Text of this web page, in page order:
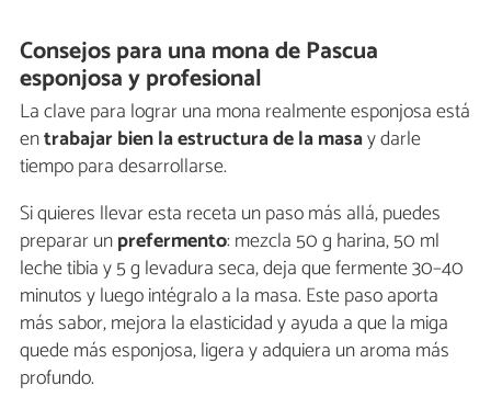
Consejos para una mona de Pascua
esponjosa y profesional
La clave para lograr una mona realmente esponjosa está
entrabajar bien la estructura de la masay darle
tiempo para desarrollarse.
Si quieres llevar esta receta un paso más allá, puedes
preparar unprefermento: mezcla 50 g harina, 50 ml
leche tibia y 5 g levadura seca, deja que fermente 30–40
minutos y luego intégralo a la masa. Este paso aporta
más sabor, mejora la elasticidad y ayuda a que la miga
quede más esponjosa, ligera y adquiera un aroma más
profundo.